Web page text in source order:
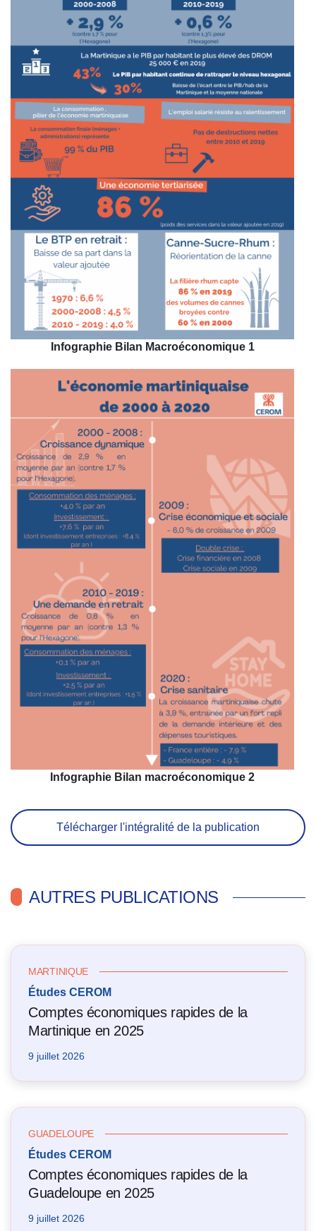
Infographie Bilan Macroéconomique 1
Infographie Bilan macroéconomique 2
Télécharger l'intégralité de la publication
AUTRES PUBLICATIONS
MARTINIQUE
Études CEROM
Comptes économiques rapides de la
Martinique en 2025
9 juillet 2026
GUADELOUPE
Études CEROM
Comptes économiques rapides de la
Guadeloupe en 2025
9 juillet 2026